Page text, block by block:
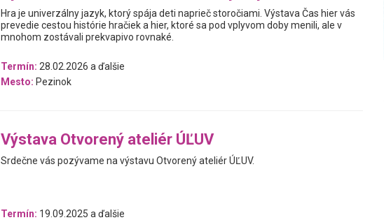
Hra je univerzálny jazyk, ktorý spája deti naprieč storočiami. Výstava Čas hier vás
prevedie cestou histórie hračiek a hier, ktoré sa pod vplyvom doby menili, ale v
mnohom zostávali prekvapivo rovnaké.
Termín: 28.02.2026 a ďalšie
Mesto: Pezinok
Výstava Otvorený ateliér ÚĽUV
Srdečne vás pozývame na výstavu Otvorený ateliér ÚĽUV.
Termín: 19.09.2025 a ďalšie